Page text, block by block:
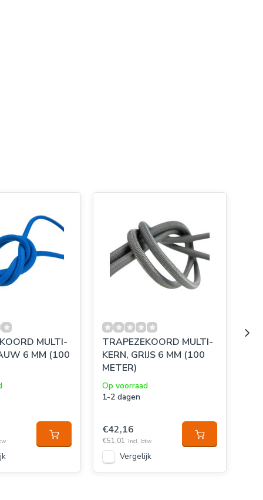
MULTI-
6 MM (100
TRAPEZEKOORD MULTI-
KERN, GRIJS 6 MM (100
METER)
Op voorraad
1-2 dagen
€42,16
€51,01 Incl. btw
Vergelijk